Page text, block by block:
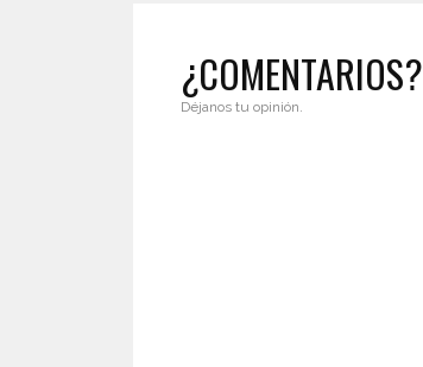
¿COMENTARIOS?
Déjanos tu opinión.